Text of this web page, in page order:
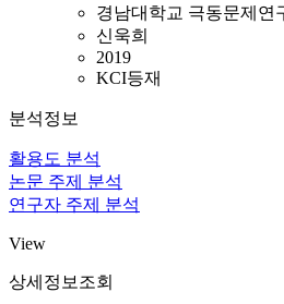
경남대학교 극동문제연
신욱희
2019
KCI등재
분석정보
활용도 분석
논문 주제 분석
연구자 주제 분석
View
상세정보조회